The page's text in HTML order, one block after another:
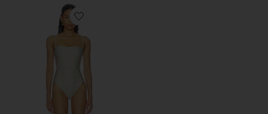
Favorite BAÑADOR DURAZNO